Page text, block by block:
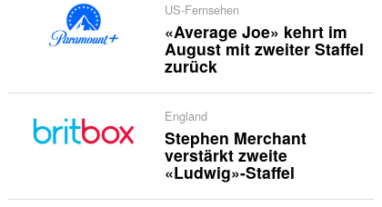
US-Fernsehen
«Average Joe» kehrt im
August mit zweiter Staffel
zurück
England
Stephen Merchant
verstärkt zweite
«Ludwig»-Staffel